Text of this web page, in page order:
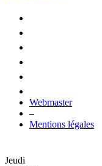
Webmaster
–
Mentions légales
Jeudi